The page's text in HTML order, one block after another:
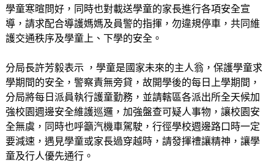
學童寒暄問好，同時也對載送學童的家長進行各項安全宣
導，請求配合導護媽媽及員警的指揮，勿違規停車，共同維
護交通秩序及學童上、下學的安全。
分局長許芳毅表示 ，學童是國家未來的主人翁，保護學童求
學期間的安全，警察責無旁貸，故開學後的每日上學期間，
分局將每日派員執行護童勤務，並請轄區各派出所全天候加
強校園週邊安全維護巡邏，加強盤查可疑人事物，讓校園安
全無虞，同時也呼籲汽機車駕駛，行徑學校週邊路口時一定
要減速，遇見學童或家長過穿越時，請發揮禮讓精神，讓學
童及行人優先通行。